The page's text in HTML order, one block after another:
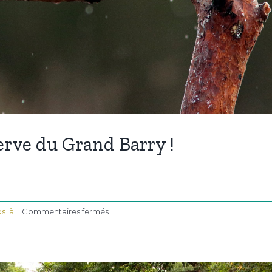
du Grand Barry !
là | Commentaires ferméssur
On
un